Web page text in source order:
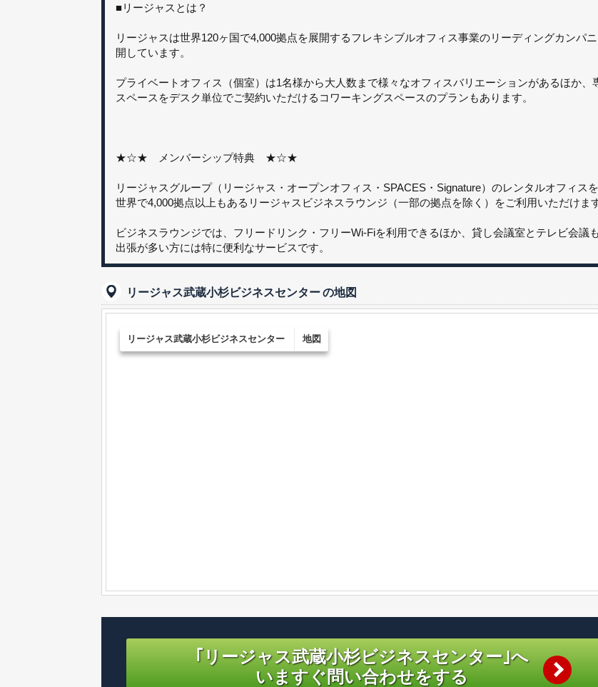
■リージャスとは？
リージャスは世界120ヶ国で4,000拠点を展開するフレキシブルオフィス事業のリーディングカンパ
開しています。
プライベートオフィス（個室）は1名様から大人数まで様々なオフィスバリエーションがあるほか
スペースをデスク単位でご契約いただけるコワーキングスペースのプランもあります。
★☆★ メンバーシップ特典 ★☆★
リージャスグループ（リージャス・オープンオフィス・SPACES・Signature）のレンタルオフィス
世界で4,000拠点以上もあるリージャスビジネスラウンジ（一部の拠点を除く）をご利用いただけます
ビジネスラウンジでは、フリードリンク・フリーWi-Fiを利用できるほか、貸し会議室とテレビ会
出張が多い方には特に便利なサービスです。
リージャス武蔵小杉ビジネスセンターの地図
リージャス武蔵小杉ビジネスセンター 地図
｢リージャス武蔵小杉ビジネスセンター｣へ
いますぐ問い合わせをする